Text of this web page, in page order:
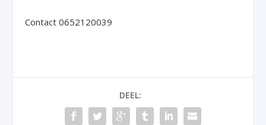
Contact 0652120039
DEEL: